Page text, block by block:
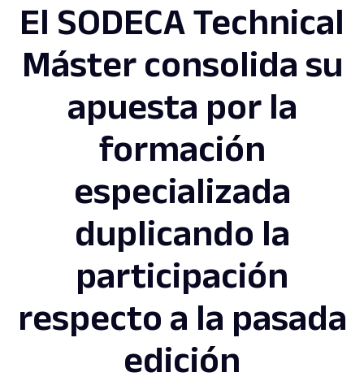
El SODECA Technical
Máster consolida su
apuesta por la
formación
especializada
duplicando la
participación
respecto a la pasada
edición